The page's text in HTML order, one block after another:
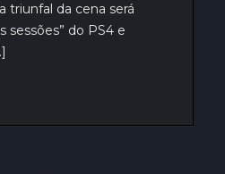
triunfal da cena será
sessões” do PS4 e